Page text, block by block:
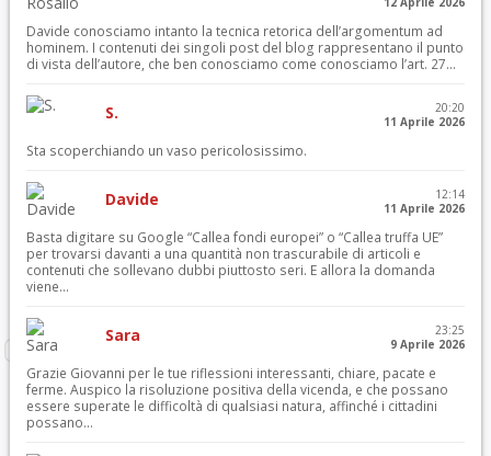
Davide conosciamo intanto la tecnica retorica dell’argomentum ad
hominem. I contenuti dei singoli post del blog rappresentano il punto
di vista dell’autore, che ben conosciamo come conosciamo l’art. 27...
S.
20:20
11 Aprile 2026
Sta scoperchiando un vaso pericolosissimo.
Davide
12:14
11 Aprile 2026
Basta digitare su Google “Callea fondi europei” o “Callea truffa UE”
per trovarsi davanti a una quantità non trascurabile di articoli e
contenuti che sollevano dubbi piuttosto seri. E allora la domanda
viene...
Sara
23:25
9 Aprile 2026
Grazie Giovanni per le tue riflessioni interessanti, chiare, pacate e
ferme. Auspico la risoluzione positiva della vicenda, e che possano
essere superate le difficoltà di qualsiasi natura, affinché i cittadini
possano...